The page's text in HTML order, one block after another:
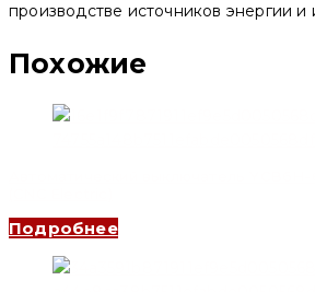
производстве источников энергии и
Похожие
Подробнее